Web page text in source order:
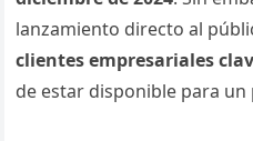
lanzamiento directo al
clientes empresariales
de estar disponible para